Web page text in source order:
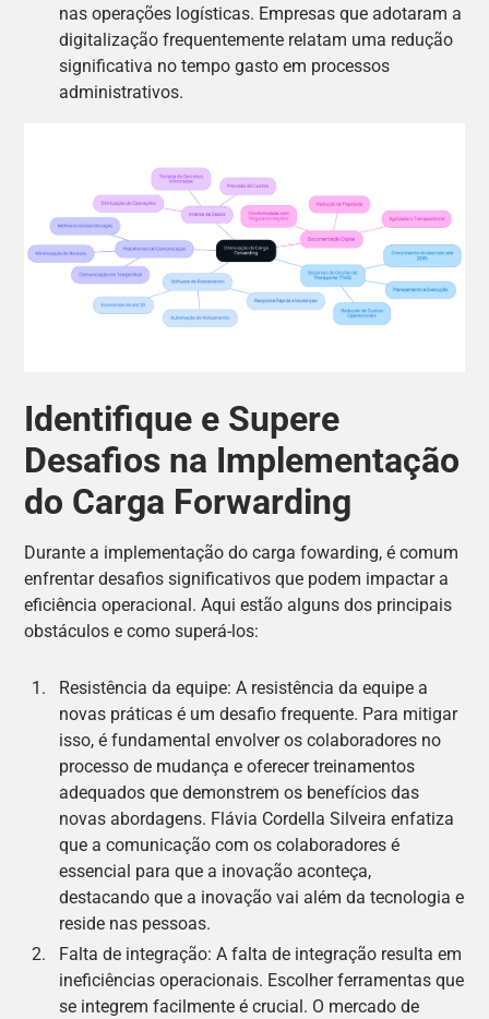
nas operações logísticas. Empresas que adotaram a
digitalização frequentemente relatam uma redução
significativa no tempo gasto em processos
administrativos.
Identifique e Supere
Desafios na Implementação
do Carga Forwarding
Durante a implementação do carga fowarding, é comum
enfrentar desafios significativos que podem impactar a
eficiência operacional. Aqui estão alguns dos principais
obstáculos e como superá-los:
Resistência da equipe: A resistência da equipe a
novas práticas é um desafio frequente. Para mitigar
isso, é fundamental envolver os colaboradores no
processo de mudança e oferecer treinamentos
adequados que demonstrem os benefícios das
novas abordagens. Flávia Cordella Silveira enfatiza
que a comunicação com os colaboradores é
essencial para que a inovação aconteça,
destacando que a inovação vai além da tecnologia e
reside nas pessoas.
Falta de integração: A falta de integração resulta em
ineficiências operacionais. Escolher ferramentas que
se integrem facilmente é crucial. O mercado de